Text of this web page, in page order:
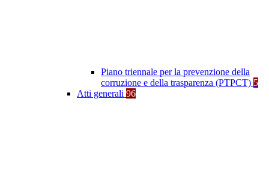
Piano triennale per la prevenzione della
corruzione e della trasparenza (PTPCT) 5
Atti generali 96